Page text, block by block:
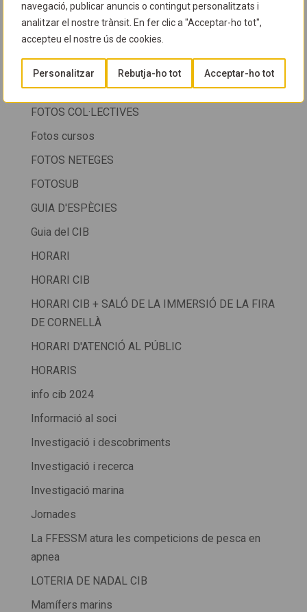
navegació, publicar anuncis o contingut personalitzats i
analitzar el nostre trànsit. En fer clic a "Acceptar-ho tot",
accepteu el nostre ús de cookies.
Personalitzar Rebutja-ho tot Acceptar-ho tot
Fondària
FOTOGRAFIA SUBMARINA
Fotos
Fotos col.lectives
FOTOS COL·LECTIVES
Fotos cursos
FOTOS NETEGES
FOTOSUB
GUIA D'ESPÈCIES
Guia del CIB
HORARI
HORARI CIB
HORARI CIB + SALÓ DE LA IMMERSIÓ DE LA FIRA
DE CORNELLÀ
HORARI D'ATENCIÓ AL PÚBLIC
HORARIS
info cib 2024
Informació al soci
Investigació i descobriments
Investigació i recerca
Investigació marina
Jornades
La FFESSM atura les competicions de pesca en
apnea
LOTERIA DE NADAL CIB
Mamífers marins